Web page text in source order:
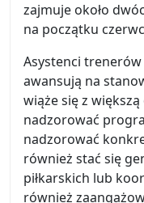
zajmuje około
na początku
Asystenci
awansują na
wiąże się z
nadzorować
nadzorować
również stać się
piłkarskich lub
również